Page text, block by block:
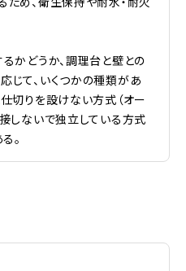
かどうか、調理台と壁との
じて、いくつかの種類があ
切りを設けない方式（オー
しないで独立している方式
。